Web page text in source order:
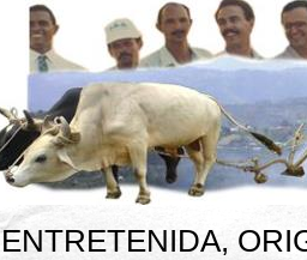
ENTRETENIDA,